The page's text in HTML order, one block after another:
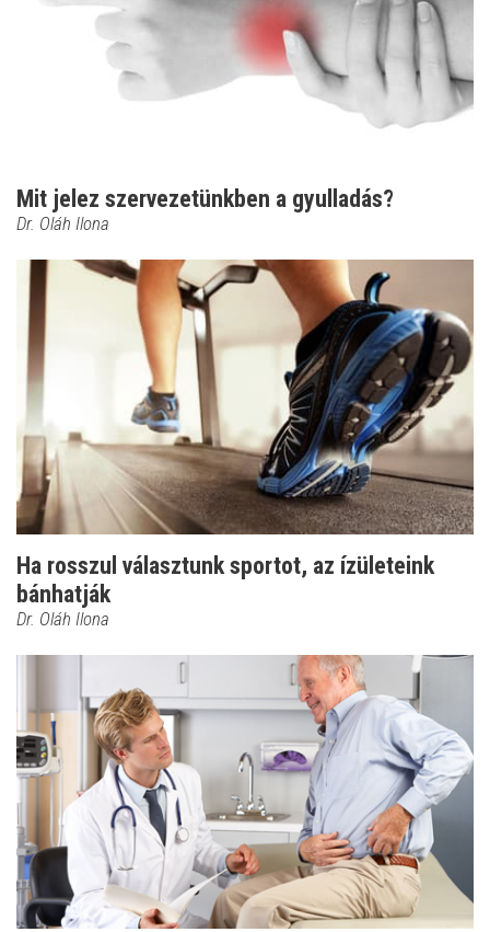
Mit jelez szervezetünkben a gyulladás?
Dr. Oláh Ilona
Ha rosszul választunk sportot, az ízületeink
bánhatják
Dr. Oláh Ilona